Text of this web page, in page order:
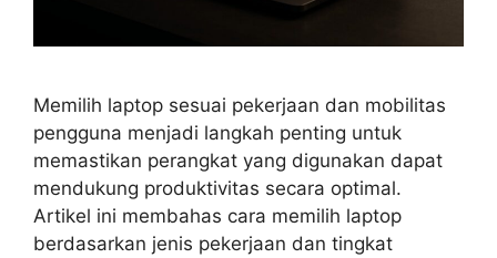
Memilih laptop sesuai pekerjaan dan mobilitas
pengguna menjadi langkah penting untuk
memastikan perangkat yang digunakan dapat
mendukung produktivitas secara optimal.
Artikel ini membahas cara memilih laptop
berdasarkan jenis pekerjaan dan tingkat